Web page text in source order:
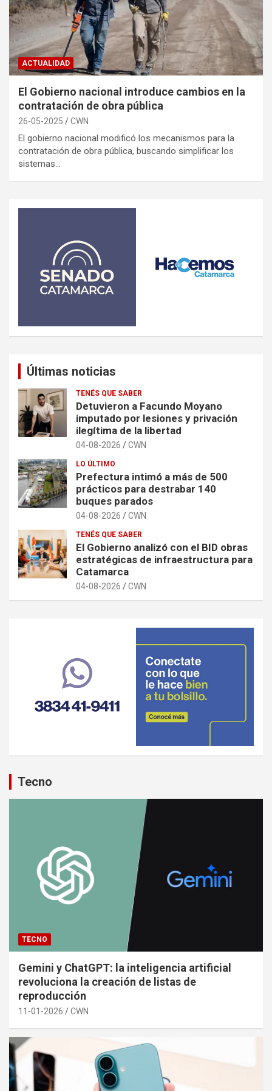
ACTUALIDAD
El Gobierno nacional introduce cambios en la
contratación de obra pública
26-05-2025 CWN
El gobierno nacional modificó los mecanismos para la
contratación de obra pública, buscando simplificar los
sistemas…
Últimas noticias
TENÉS QUE SABER
Detuvieron a Facundo Moyano
imputado por lesiones y privación
ilegítima de la libertad
04-08-2026 CWN
LO ÚLTIMO
Prefectura intimó a más de 500
prácticos para destrabar 140
buques parados
04-08-2026 CWN
TENÉS QUE SABER
El Gobierno analizó con el BID obras
estratégicas de infraestructura para
Catamarca
04-08-2026 CWN
Tecno
TECNO
Gemini y ChatGPT: la inteligencia artificial
revoluciona la creación de listas de
reproducción
11-01-2026 CWN